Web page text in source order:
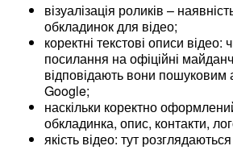
візуалізація роликів –
обкладинок для відео;
коректні текстові описи відео:
посилання на офіційні
відповідають вони пошуковим
Google;
наскільки коректно
обкладинка, опис, контакти,
якість відео: тут розглядаються